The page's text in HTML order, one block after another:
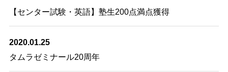
【センター試験・英語】塾生200点満点獲得
2020.01.25
タムラゼミナール20周年